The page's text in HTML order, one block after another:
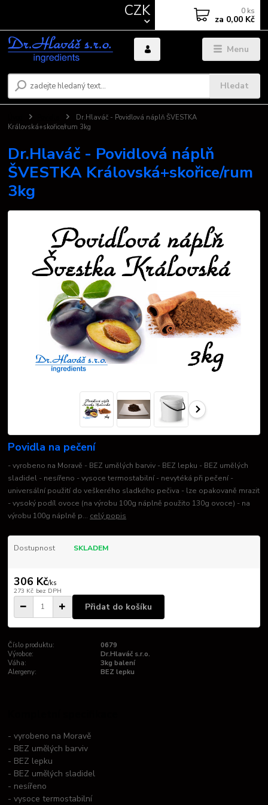
Menu
CZK
Hledat
0 ks
za 0,00 Kč
Dr.Hlaváč - Povidlová náplň ŠVESTKA
Královská+skořice/rum 3kg
Dr.Hlaváč - Povidlová náplň
ŠVESTKA Královská+skořice/rum
3kg
Povidla na pečení
- vyrobeno na Moravě - BEZ umělých barviv - BEZ lepku - BEZ umělých
sladidel - nesířeno - vysoce termostabilní - nevytéká při pečení -
universální použití do veškerého sladkého pečiva - lze opakovaně mrazit
- vysoký podíl ovoce (na výrobu 100g náplně použito 130g ovoce) - na
výrobu 100g náplně p... celý popis
Dostupnost SKLADEM
306 Kč/ks
273 Kč bez DPH
Přidat do košíku
Číslo produktu:
0679
Výrobce:
Dr.Hlaváč s.r.o.
Váha:
3kg balení
Alergeny:
BEZ lepku
- vyrobeno na Moravě
- BEZ umělých barviv
- BEZ lepku
- BEZ umělých sladidel
- nesířeno
- vysoce termostabilní